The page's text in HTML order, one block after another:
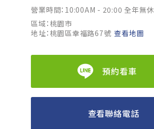
營業時間：10:00AM - 20:00 全年無休
區域：桃園市
地址：桃園區幸福路67號 查看地圖
預約看車
查看聯絡電話